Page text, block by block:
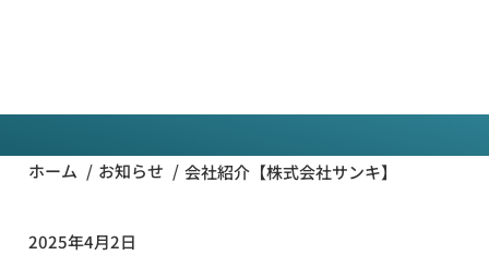
2025年4月2日
ホーム / お知らせ / 会社紹介【株式会社サンキ】